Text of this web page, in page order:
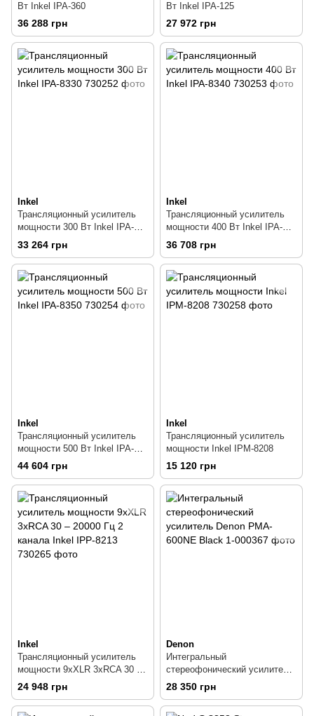
Вт Inkel IPA-360
36 288 грн
Вт Inkel IPA-125
27 972 грн
Inkel
Трансляционный усилитель
мощности 300 Вт Inkel IPA-
8330
33 264 грн
Inkel
Трансляционный усилитель
мощности 400 Вт Inkel IPA-
8340
36 708 грн
Inkel
Трансляционный усилитель
мощности 500 Вт Inkel IPA-
8350
44 604 грн
Inkel
Трансляционный усилитель
мощности Inkel IPM-8208
15 120 грн
Inkel
Трансляционный усилитель
мощности 9xXLR 3xRCA 30 –
20000 Гц 2 канала Inkel IPP-
24 948 грн
Denon
Интегральный
стереофонический усилитель
Denon PMA-600NE Black
28 350 грн